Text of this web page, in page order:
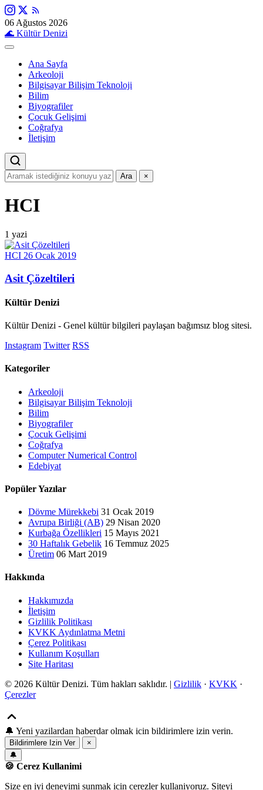
06 Ağustos 2026
🌊 Kültür Denizi
Ana Sayfa
Arkeoloji
Bilgisayar Bilişim Teknoloji
Bilim
Biyografiler
Çocuk Gelişimi
Coğrafya
İletişim
Ara ×
HCI
1 yazi
HCI 26 Ocak 2019
Asit Çözeltileri
Kültür Denizi
Kültür Denizi - Genel kültür bilgileri paylaşan bağımsız blog sitesi.
Instagram Twitter RSS
Kategoriler
Arkeoloji
Bilgisayar Bilişim Teknoloji
Bilim
Biyografiler
Çocuk Gelişimi
Coğrafya
Computer Numerical Control
Edebiyat
Popüler Yazılar
Dövme Mürekkebi 31 Ocak 2019
Avrupa Birliği (AB) 29 Nisan 2020
Kurbağa Özellikleri 15 Mayıs 2021
30 Haftalık Gebelik 16 Temmuz 2025
Üretim 06 Mart 2019
Hakkında
Hakkımızda
İletişim
Gizlilik Politikası
KVKK Aydınlatma Metni
Çerez Politikası
Kullanım Koşulları
Site Haritası
© 2026 Kültür Denizi. Tüm hakları saklıdır. | Gizlilik · KVKK ·
Çerezler
🔔 Yeni yazilardan haberdar olmak icin bildirimlere izin verin.
Bildirimlere Izin Ver
×
🔔
🍪 Cerez Kullanimi
Size en iyi deneyimi sunmak icin cerezler kullaniyoruz. Siteyi